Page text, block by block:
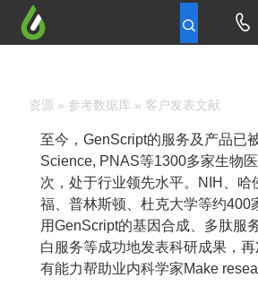
资源 » 参考数据库 » 客户发表文献
至今，GenScript的服务及产品已
Science, PNAS等1300多家生物
次，处于行业领先水平。NIH、哈
福、普林斯顿、杜克大学等约400
用GenScript的基因合成、多肽服
白服务等成功地发表科研成果，
有能力帮助业内科学家Make